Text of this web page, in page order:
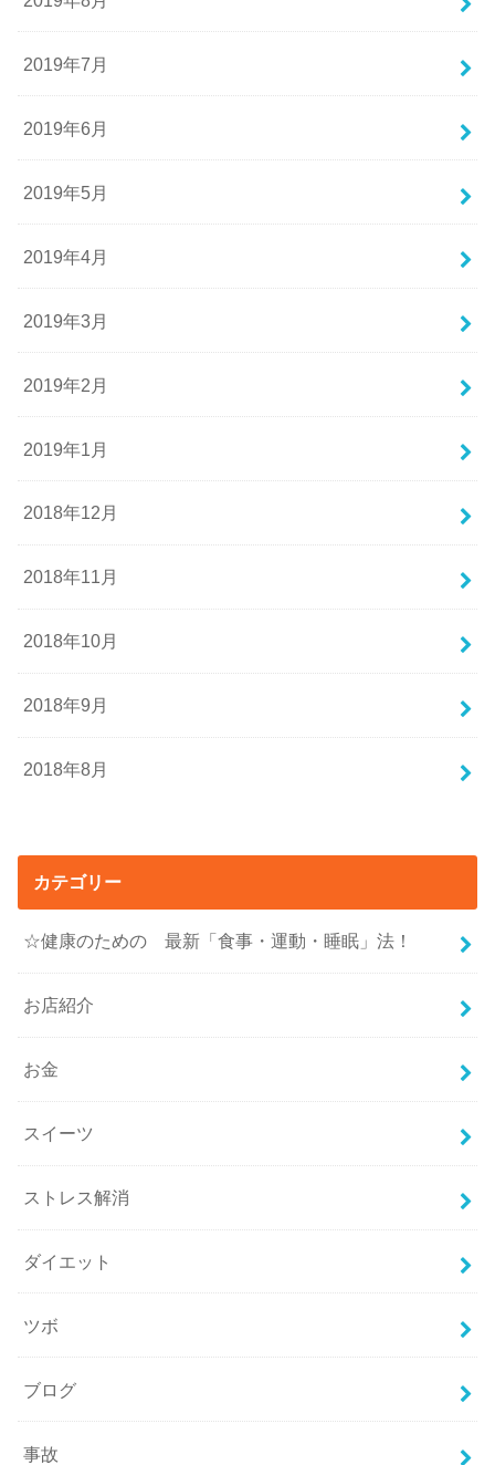
2019年7月
2019年6月
2019年5月
2019年4月
2019年3月
2019年2月
2019年1月
2018年12月
2018年11月
2018年10月
2018年9月
2018年8月
カテゴリー
☆健康のための 最新「食事・運動・睡眠」法！
お店紹介
お金
スイーツ
ストレス解消
ダイエット
ツボ
ブログ
事故